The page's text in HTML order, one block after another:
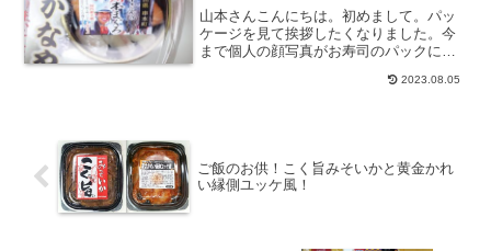
山本さんこんにちは。初めまして。パッ
ケージを見て挨拶したくなりました。今
まで個人の顔写真がお寿司のパックに登
県内にあり、自宅から車を約１時間ほど
2023.08.05
ご飯のお供！こく旨みそいかと黄金かれ
い縁側ユッケ風！